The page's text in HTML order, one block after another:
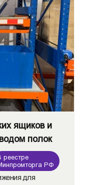
ящиков и
полок
реестре
РФ
для